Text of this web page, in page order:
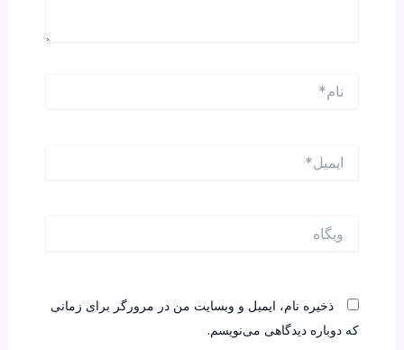
ذخیره نام، ایمیل و وبسایت من در مرورگر برای زمانی
که دوباره دیدگاهی می‌نویسم.